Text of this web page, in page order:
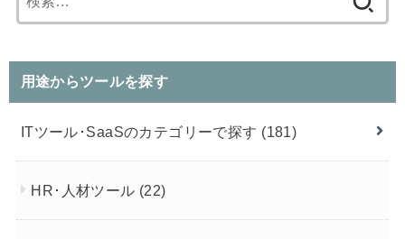
索:
用途からツールを探す
ITツール･SaaSのカテゴリーで探す (181)
HR･人材ツール (22)